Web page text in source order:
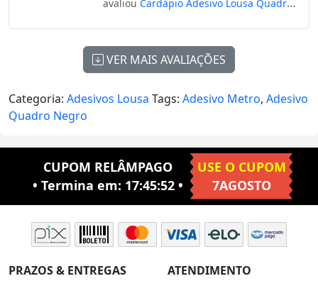
avaliou Cardápio Adesivo Lousa Quadro
VER MAIS AVALIAÇÕES
Categoria: Adesivos Lousa Tags: Adesivo Metro, Adesivo
Quadro Negro
CUPOM RELÂMPAGO
• Termina em: 17:45:51•
USE O CUPOM
7AGOSTO
PRAZOS & ENTREGAS ATENDIMENTO